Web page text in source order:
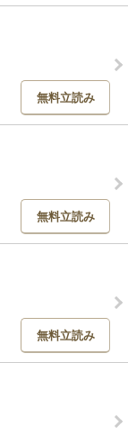
無料立読み
無料立読み
無料立読み